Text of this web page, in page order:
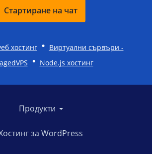
Стартиране на чат
хостинг • Виртуални сървъри -
• Node.js хостинг
Продукти
за WordPress